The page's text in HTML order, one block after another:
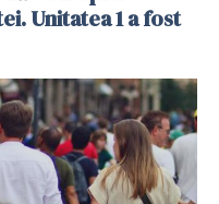
Unitatea 1 a fost